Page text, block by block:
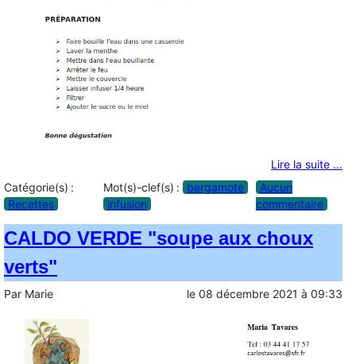
Lire la suite …
Catégorie(s) :
Recettes
Mot(s)-clef(s) :
bergamote
infusion
Aucun
commentaire
CALDO VERDE "soupe aux choux
verts"
Par Marie le 08 décembre 2021 à 09:33